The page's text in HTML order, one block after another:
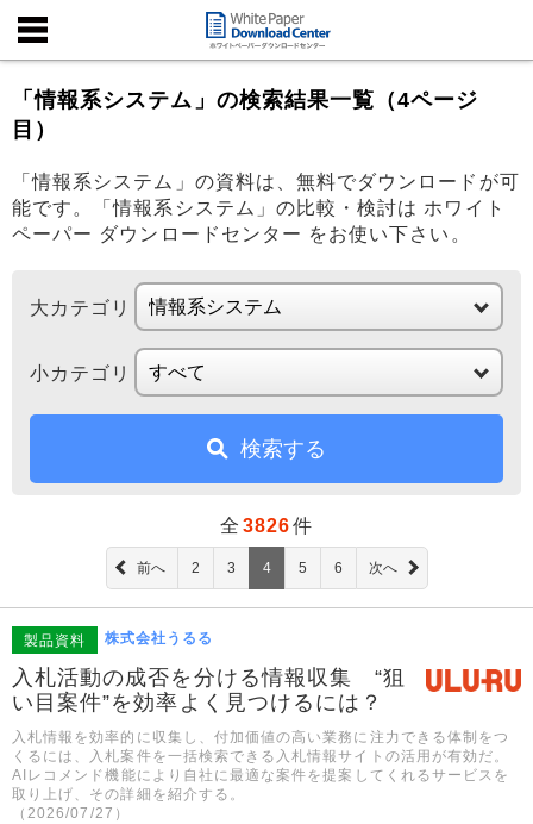
「情報系システム」の検索結果一覧（4ページ
目）
「情報系システム」の資料は、無料でダウンロードが可
能です。「情報系システム」の比較・検討は ホワイト
ペーパー ダウンロードセンター をお使い下さい。
大カテゴリ
小カテゴリ
検索する
全 3826件
前へ 2 3 4 5 6 次へ
製品資料 株式会社うるる
入札活動の成否を分ける情報収集 “狙
い目案件”を効率よく見つけるには？
入札情報を効率的に収集し、付加価値の高い業務に注力できる体制をつ
くるには、入札案件を一括検索できる入札情報サイトの活用が有効だ。
AIレコメンド機能により自社に最適な案件を提案してくれるサービスを
取り上げ、その詳細を紹介する。
（2026/07/27）